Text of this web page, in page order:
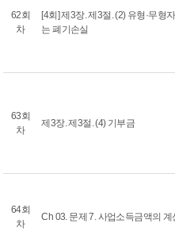
62회
차
[4회] 제3장. 제3절. (2) 유형·무형
는 폐기손실
63회
차
제3장. 제3절. (4) 기부금
64회
차
Ch 03. 문제 7. 사업소득금액의 계